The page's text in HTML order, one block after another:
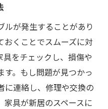
ルが発生することがあり
おくことでスムーズに対
をチェックし、損傷や
。もし問題が見つかっ
に連絡し、修理や交換の
家具が新居のスペースに